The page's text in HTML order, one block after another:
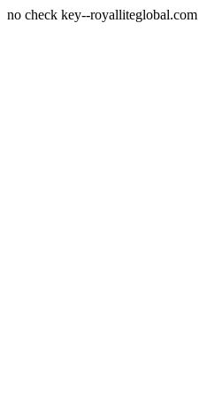
no check key--royalliteglobal.com